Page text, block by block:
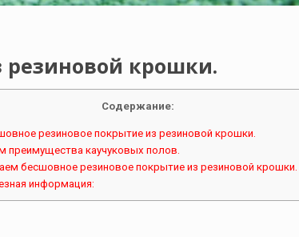
резиновой крошки.
Содержание:
резиновое покрытие из резиновой крошки.
преимущества каучуковых полов.
бесшовное резиновое покрытие из резиновой крошки.
информация: